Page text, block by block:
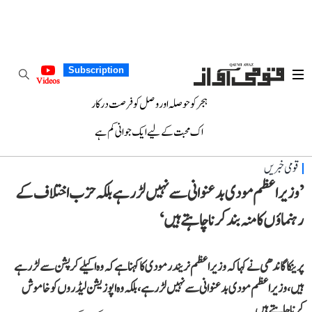
Subscription
Videos
ہجر کو حوصلہ اور وصل کو فرصت درکار
اک محبت کے لیے ایک جوانی کم ہے
قومی خبریں
’وزیر اعظم مودی بدعنوانی سے نہیں لڑ رہے بلکہ حزب اختلاف کے
رہنماؤں کا منہ بند کرنا چاہتے ہیں‘
پرینکا گاندھی نے کہا کہ وزیر اعظم نریندر مودی کا کہنا ہے کہ وہ اکیلے کرپشن سے لڑ رہے
ہیں، وزیر اعظم مودی بدعنوانی سے نہیں لڑ رہے، بلکہ وہ اپوزیشن لیڈروں کو خاموش